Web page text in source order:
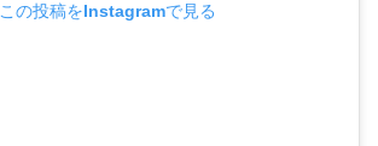
この投稿をInstagramで見る